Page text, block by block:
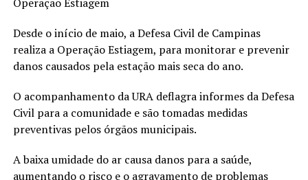
Desde o início de maio, a Defesa Civil de Campinas
realiza a Operação Estiagem, para monitorar e prevenir
danos causados pela estação mais seca do ano.
O acompanhamento da URA deflagra informes da Defesa
Civil para a comunidade e são tomadas medidas
preventivas pelos órgãos municipais.
A baixa umidade do ar causa danos para a saúde,
aumentando o risco e o agravamento de problemas